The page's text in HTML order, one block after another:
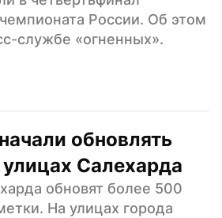
России. Об этом
службе «огненных».
обновлять
Салехарда
обновят более 500
На улицах города